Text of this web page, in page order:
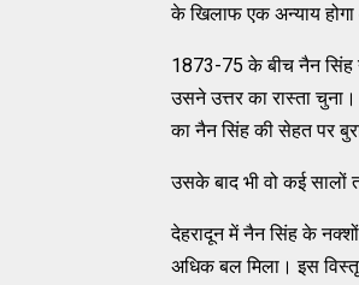
के खिलाफ एक अन्याय होगा
1873-75 के बीच नैन सिंह ने
उसने उत्तर का रास्ता
का नैन सिंह की सेहत पर
उसके बाद भी वो कई सालों
देहरादून में नैन सिंह के
अधिक बल मिला। इस